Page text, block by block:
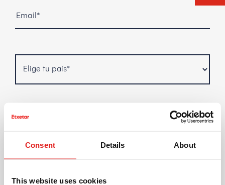
Consent Details About
This website uses cookies
Project Management
Proposals & Sales
Otros